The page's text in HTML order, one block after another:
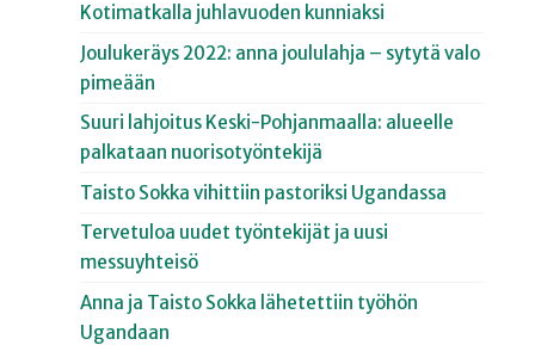
Kotimatkalla juhlavuoden kunniaksi
Joulukeräys 2022: anna joululahja – sytytä valo
pimeään
Suuri lahjoitus Keski-Pohjanmaalla: alueelle
palkataan nuorisotyöntekijä
Taisto Sokka vihittiin pastoriksi Ugandassa
Tervetuloa uudet työntekijät ja uusi
messuyhteisö
Anna ja Taisto Sokka lähetettiin työhön
Ugandaan